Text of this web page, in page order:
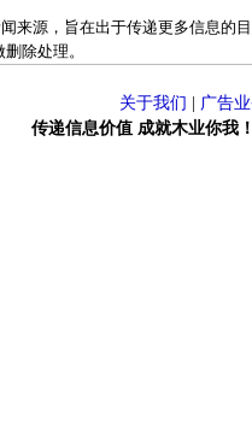
来源，旨在出于传递更多信息的
除处理。
关于我们
广告
传递信息价值 成就木业你我